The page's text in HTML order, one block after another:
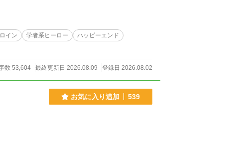
くる。 一方、念願どおりジョナサンと結婚したアザ
ンはようやく気づく。 アザリアが欲しかったのは自
イン 学者系ヒーロー
ハッピーエンド
数 53,604 最終更新日 2026.08.09 登録日 2026.08.02
お気に入り追加 539